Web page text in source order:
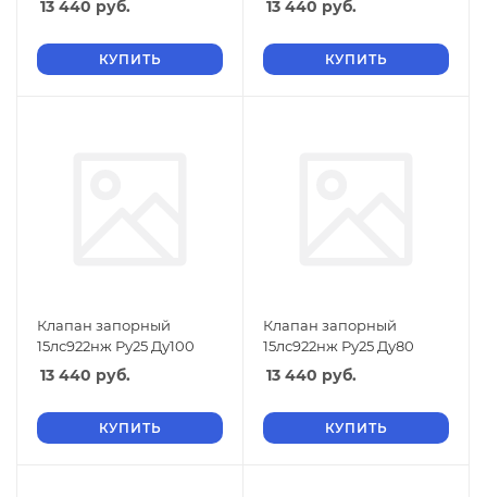
13 440 руб.
КУПИТЬ
13 440 руб.
КУПИТЬ
Клапан запорный
15лс922нж Ру25 Ду100
13 440 руб.
КУПИТЬ
Клапан запорный
15лс922нж Ру25 Ду80
13 440 руб.
КУПИТЬ